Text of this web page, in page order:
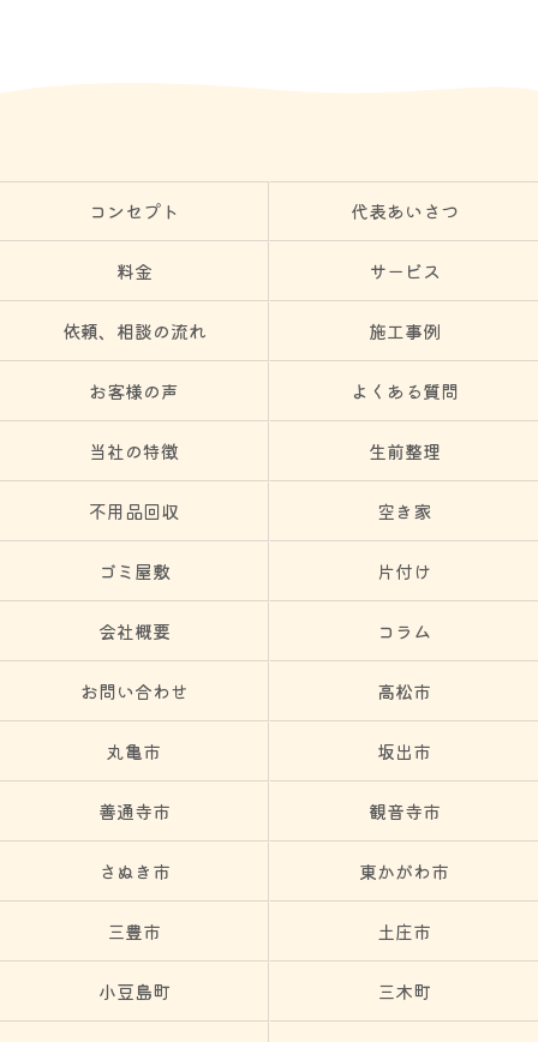
コンセプト 代表あいさつ
料金 サービス
依頼、相談の流れ 施工事例
お客様の声 よくある質問
当社の特徴 生前整理
不用品回収 空き家
ゴミ屋敷 片付け
会社概要 コラム
お問い合わせ 高松市
丸亀市 坂出市
善通寺市 観音寺市
さぬき市 東かがわ市
三豊市 土庄市
小豆島町 三木町